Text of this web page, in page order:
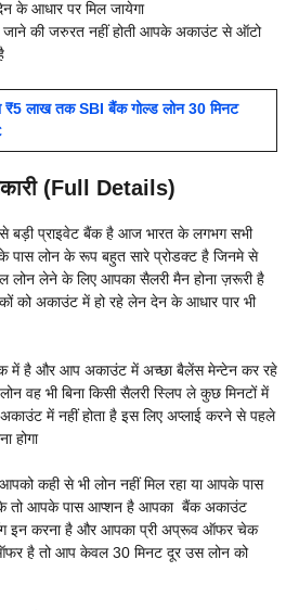
के आधार पर मिल जायेगा
जाने की जरुरत नहीं होती आपके अकाउंट से ऑटो
₹5 लाख तक SBI बैंक गोल्ड लोन 30 मिनट
(Full Details)
बड़ी प्राइवेट बैंक है आज भारत के लगभग सभी
पास लोन के रूप बहुत सारे प्रोडक्ट है जिनमे से
लोन लेने के लिए आपका सैलरी मैन होना ज़रूरी है
को अकाउंट में हो रहे लेन देन के आधार पार भी
में है और आप अकाउंट में अच्छा बैलेंस मेन्टेन कर रहे
वह भी बिना किसी सैलरी स्लिप ले कुछ मिनटों में
में नहीं होता है इस लिए अप्लाई करने से पहले
होगा
कही से भी लोन नहीं मिल रहा या आपके पास
तो आपके पास आप्शन है आपका बैंक अकाउंट
इन करना है और आपका प्री अप्रूव ऑफर चेक
है तो आप केवल 30 मिनट दूर उस लोन को